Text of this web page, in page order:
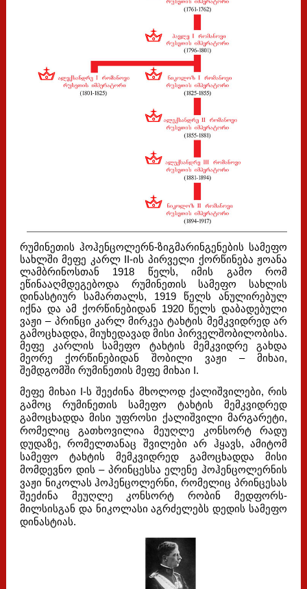
რუმინეთის ჰოჰენცოლერნ-ზიგმარინგენების სამეფო
სახლში მეფე კარლ II-ის პირველი ქორწინება ჟოანა
ლამბრინოსთან 1918 წელს, იმის გამო რომ
ეწინააღმდეგებოდა რუმინეთის სამეფო სახლის
დინასტიურ სამართალს, 1919 წელს ანულირებულ
იქნა და ამ ქორწინებიდან 1920 წელს დაბადებული
ვაჟი – პრინცი კარლ მირკეა ტახტის მემკვიდრედ არ
გამოცხადდა, მიუხედავად მისი პირველშობილობისა.
მეფე კარლის სამეფო ტახტის მემკვიდრე გახდა
მეორე ქორწინებიდან შობილი ვაჟი – მიხაი,
შემდგომში რუმინეთის მეფე მიხაი I.
მეფე მიხაი I-ს შეეძინა მხოლოდ ქალიშვილები, რის
გამოც რუმინეთის სამეფო ტახტის მემკვიდრედ
გამოცხადდა მისი უფროსი ქალიშვილი მარგარეტი,
რომელიც გათხოვილია მეუღლე კონსორტ რადუ
დუდაზე, რომელთანაც შვილები არ ჰყავს, ამიტომ
სამეფო ტახტის მემკვიდრედ გამოცხადდა მისი
მომდევნო დის – პრინცესსა ელენე ჰოჰენცოლერნის
ვაჟი ნიკოლას ჰოჰენცოლერნი, რომელიც პრინცესას
შეეძინა მეუღლე კონსორტ რობინ მედფორს-
მილსისგან და ნიკოლასი აგრძელებს დედის სამეფო
დინასტიას.